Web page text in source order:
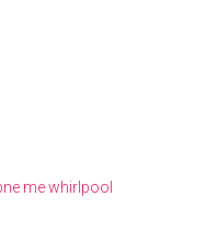
me whirlpool